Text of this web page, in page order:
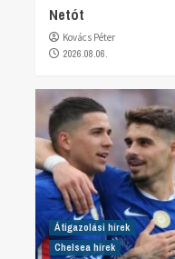
Netót
Kovács Péter
2026.08.06.
Átigazolási hírek
Chelsea hírek